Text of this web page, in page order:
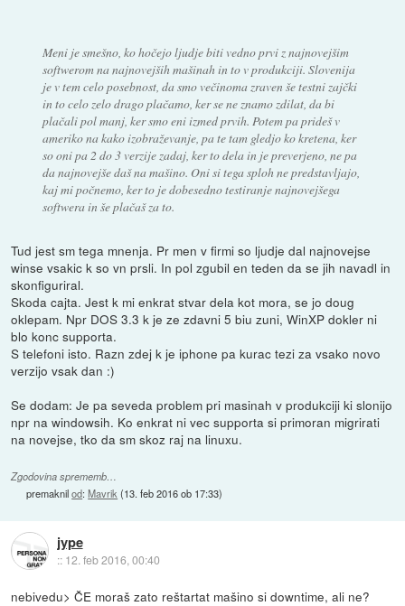
Meni je smešno, ko hočejo ljudje biti vedno prvi z najnovejšim
softwerom na najnovejših mašinah in to v produkciji. Slovenija
je v tem celo posebnost, da smo večinoma zraven še testni zajčki
in to celo zelo drago plačamo, ker se ne znamo zdilat, da bi
plačali pol manj, ker smo eni izmed prvih. Potem pa prideš v
ameriko na kako izobraževanje, pa te tam gledjo ko kretena, ker
so oni pa 2 do 3 verzije zadaj, ker to dela in je preverjeno, ne pa
da najnovejše daš na mašino. Oni si tega sploh ne predstavljajo,
kaj mi počnemo, ker to je dobesedno testiranje najnovejšega
softwera in še plačaš za to.
Tud jest sm tega mnenja. Pr men v firmi so ljudje dal najnovejse
winse vsakic k so vn prsli. In pol zgubil en teden da se jih navadl in
skonfiguriral.
Skoda cajta. Jest k mi enkrat stvar dela kot mora, se jo doug
oklepam. Npr DOS 3.3 k je ze zdavni 5 biu zuni, WinXP dokler ni
blo konc supporta.
S telefoni isto. Razn zdej k je iphone pa kurac tezi za vsako novo
verzijo vsak dan :)
Se dodam: Je pa seveda problem pri masinah v produkciji ki slonijo
npr na windowsih. Ko enkrat ni vec supporta si primoran migrirati
na novejse, tko da sm skoz raj na linuxu.
Zgodovina sprememb…
premaknilod:Mavrik (13. feb 2016 ob 17:33)
jype
:: 12. feb 2016, 00:40
nebivedu> ČE moraš zato reštartat mašino si downtime, ali ne?